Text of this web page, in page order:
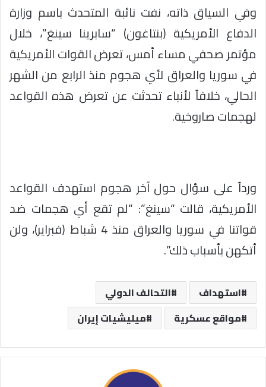
وفي السياق ذاته، نفت نائبة المتحدث باسم وزارة
الدفاع الأمريكية (بنتاغون) “سابرينا سينغ”، خلال
مؤتمر صحفي مساء أمس، تعرض القوات الأمريكية
في سوريا والعراق لأي هجوم منذ الرابع من الشهر
الحالي، خلافاً لأنباء تحدثت عن تعرض هذه القواعد
لهجمات صاروخية.
ورداً على سؤال حول آخر هجوم استهدف القواعد
الأمريكية، قالت “سينغ”: “لم تقع أي هجمات ضد
قواتنا في سوريا والعراق منذ 4 شباط (فبراير)، ولن
أتكهن بأسباب ذلك”.
استهداف
التحالف الدولي
مواقع عسكرية
ميليشيات إيران